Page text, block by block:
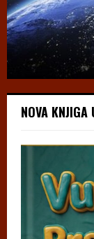
NOVA KNJIGA